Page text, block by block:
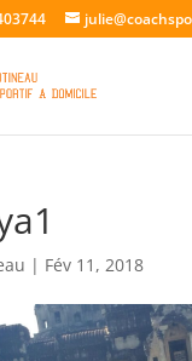
| Fév 11, 2018